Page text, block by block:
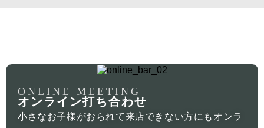
ONLINE MEETING
オンライン打ち合わせ
小さなお子様がおられて来店できない方にもオンラ